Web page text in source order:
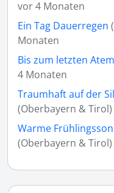
vor 4 Monaten
Ein Tag Dauerregen
Monaten
Bis zum letzten
4 Monaten
Traumhaft auf der
(Oberbayern &
Warme
(Oberbayern &